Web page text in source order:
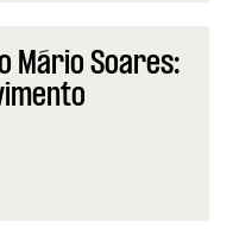
Mário Soares:
Mário Soares: